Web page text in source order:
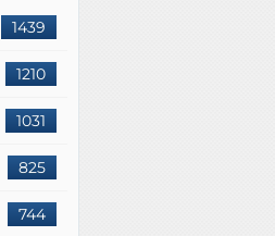
1439
1210
1031
825
744